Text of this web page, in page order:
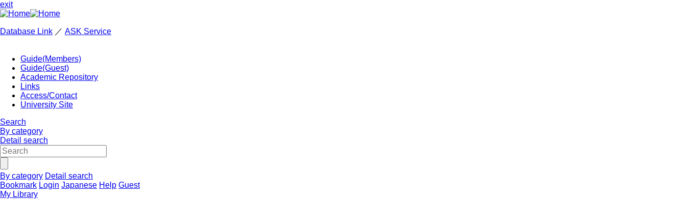
exit
Database Link ／ ASK Service
Guide(Members)
Guide(Guest)
Academic Repository
Links
Access/Contact
University Site
Search
By category
Detail search
By category Detail search
Bookmark Login Japanese Help Guest
My Library